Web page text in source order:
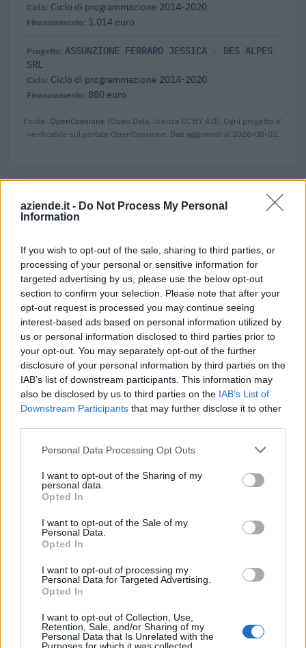
aziende.it - Do Not Process My Personal
Information
If you wish to opt-out of the sale, sharing to third parties, or
processing of your personal or sensitive information for
targeted advertising by us, please use the below opt-out
section to confirm your selection. Please note that after your
opt-out request is processed you may continue seeing
interest-based ads based on personal information utilized by
us or personal information disclosed to third parties prior to
your opt-out. You may separately opt-out of the further
disclosure of your personal information by third parties on the
IAB’s list of downstream participants. This information may
also be disclosed by us to third parties on the IAB’s List of
Downstream Participants that may further disclose it to other
Personal Data Processing Opt Outs
I want to opt-out of the Sharing of my
personal data.
Opted In
I want to opt-out of the Sale of my
Personal Data.
Opted In
I want to opt-out of processing my
Personal Data for Targeted Advertising.
Opted In
I want to opt-out of Collection, Use,
Retention, Sale, and/or Sharing of my
Personal Data that Is Unrelated with the
Ciclo di programmazione 2014-2020
1.014 euro
ASSUNZIONE FERRARO JESSICA - DES ALPES
SRL
Ciclo di programmazione 2014-2020
880 euro
Fonte: OpenCoesione (Open Data, licenza CC BY 4.0). Ogni progetto e'
verificabile sul portale OpenCoesione. Dati aggiornati al 2026-08-02.
Aiuti di Stato e contributi pubblici
2024-12-20
credito d’imposta IMU di cui all’articolo 22 del
decreto-legge 21 marzo 2022, n. 21
Agenzia delle Entrate
6.074 euro
2024-05-07
Regime quadro nazionale sugli aiuti di Stato –
COVID 19 (Artt. 54 - 61 del DL Rilancio come modificato
dall'art. 62 del
Comune di Ayas
413 euro
Regime quadro nazionale sugli aiuti di Stato –
COVID 19 (Artt. 54 - 61 del DL Rilancio come modificato
dall'art. 62 del
1.149 euro
Regime quadro nazionale sugli aiuti di Stato –
COVID 19 (Artt. 54 - 61 del DL Rilancio come modificato
Comune di Ayas
982 euro